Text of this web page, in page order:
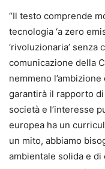
“Il testo comprende
tecnologia ‘a zero
‘rivoluzionaria’
comunicazione della
nemmeno
garantirà il rapporto
società e l’interesse
europea ha un
un mito, abbiamo
ambientale solida e